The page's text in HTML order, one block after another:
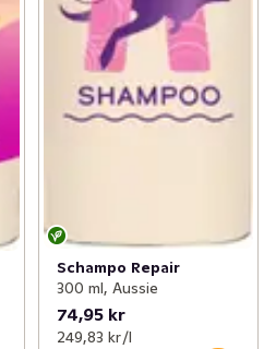
Schampo Repair
300 ml, Aussie
74,95 kr
249,83 kr /l